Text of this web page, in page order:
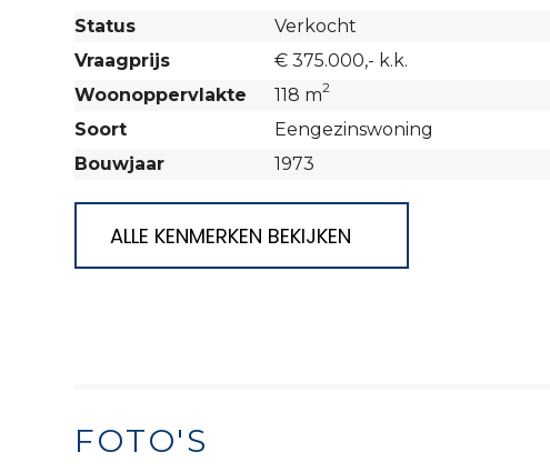
Status
Verkocht
Vraagprijs
€ 375.000,- k.k.
Woonoppervlakte
118 m2
Soort
Eengezinswoning
Bouwjaar
1973
ALLE KENMERKEN BEKIJKEN
FOTO'S